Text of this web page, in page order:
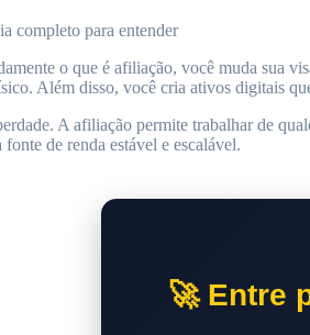
o que é afiliação, você muda sua
Além disso, você cria ativos digitais
A afiliação permite trabalhar de
de renda estável e escalável.
🚀 Entre